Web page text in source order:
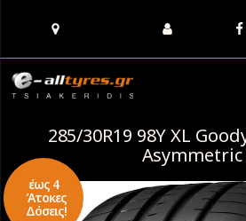
285/30R19 98Y XL
Asymmetric
έως 4
Άτοκες
Δόσεις!